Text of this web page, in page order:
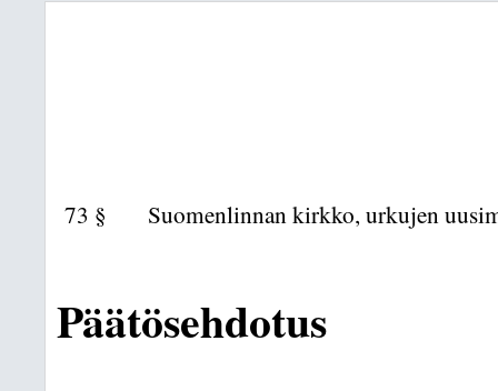
73 § Suomenlinnan kirkko, urkujen
Päätösehdotus